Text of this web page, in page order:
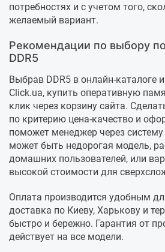
потребностях и с учетом того,
желаемый вариант.
Рекомендации по выбору
DDR5
Выбрав DDR5 в онлайн-каталоге
Click.ua, купить оперативную
клик через корзину сайта.
по критерию цена-качество и
поможет менеджер через
может быть недорогая модель,
домашних пользователей, или
высокой стоимости для
Оплата производится удобным
доставка по Киеву, Харькову и
быстро и бережно. Гарантия от
действует на все модели.